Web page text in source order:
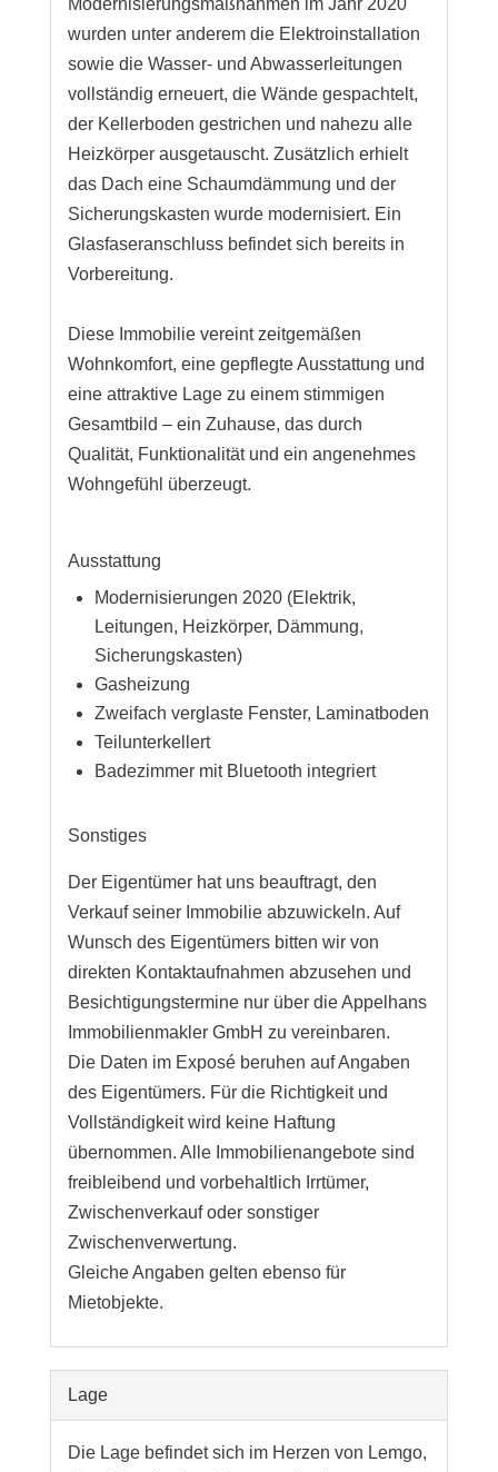
wurden unter anderem die Elektroinstallation
sowie die Wasser- und Abwasserleitungen
vollständig erneuert, die Wände gespachtelt,
der Kellerboden gestrichen und nahezu alle
Heizkörper ausgetauscht. Zusätzlich erhielt
das Dach eine Schaumdämmung und der
Sicherungskasten wurde modernisiert. Ein
Glasfaseranschluss befindet sich bereits in
Vorbereitung.
Diese Immobilie vereint zeitgemäßen
Wohnkomfort, eine gepflegte Ausstattung und
eine attraktive Lage zu einem stimmigen
Gesamtbild – ein Zuhause, das durch
Qualität, Funktionalität und ein angenehmes
Wohngefühl überzeugt.
Ausstattung
Modernisierungen 2020 (Elektrik,
Leitungen, Heizkörper, Dämmung,
Sicherungskasten)
Gasheizung
Zweifach verglaste Fenster, Laminatboden
Teilunterkellert
Badezimmer mit Bluetooth integriert
Sonstiges
Der Eigentümer hat uns beauftragt, den
Verkauf seiner Immobilie abzuwickeln. Auf
Wunsch des Eigentümers bitten wir von
direkten Kontaktaufnahmen abzusehen und
Besichtigungstermine nur über die Appelhans
Immobilienmakler GmbH zu vereinbaren.
Die Daten im Exposé beruhen auf Angaben
des Eigentümers. Für die Richtigkeit und
Vollständigkeit wird keine Haftung
übernommen. Alle Immobilienangebote sind
freibleibend und vorbehaltlich Irrtümer,
Zwischenverkauf oder sonstiger
Zwischenverwertung.
Gleiche Angaben gelten ebenso für
Mietobjekte.
Lage
Die Lage befindet sich im Herzen von Lemgo,